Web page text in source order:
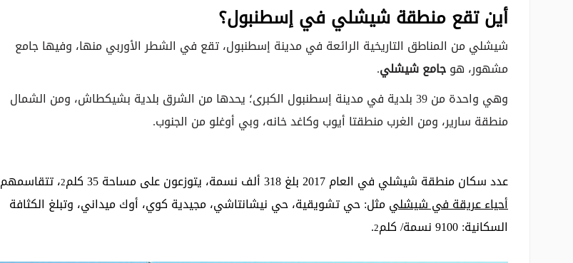
أين تقع منطقة شيشلي في إسطنبول؟
شيشلي من المناطق التاريخية الرائعة في مدينة إسطنبول، تقع في الشطر الأوربي منها، وفيها جامع
مشهور، هوجامع شيشلي.
وهي واحدة من 39 بلدية في مدينة إسطنبول الكبرى؛ يحدها من الشرق بلدية بشيكطاش، ومن الشمال
منطقة سارير، ومن الغرب منطقتا أيوب وكاغد خانه، وبي أوغلو من الجنوب.
عدد سكان منطقة شيشلي في العام 2017 بلغ 318 ألف نسمة، يتوزعون على مساحة 35 كلم 2، تتقاسمهم
أحياء عريقة في شيشليمثل: حي تشويقية، حي نيشانتاشي، مجيدية كوي، أوك ميداني، وتبلغ الكثافة
السكانية: 9100 نسمة/ كلم
2
.